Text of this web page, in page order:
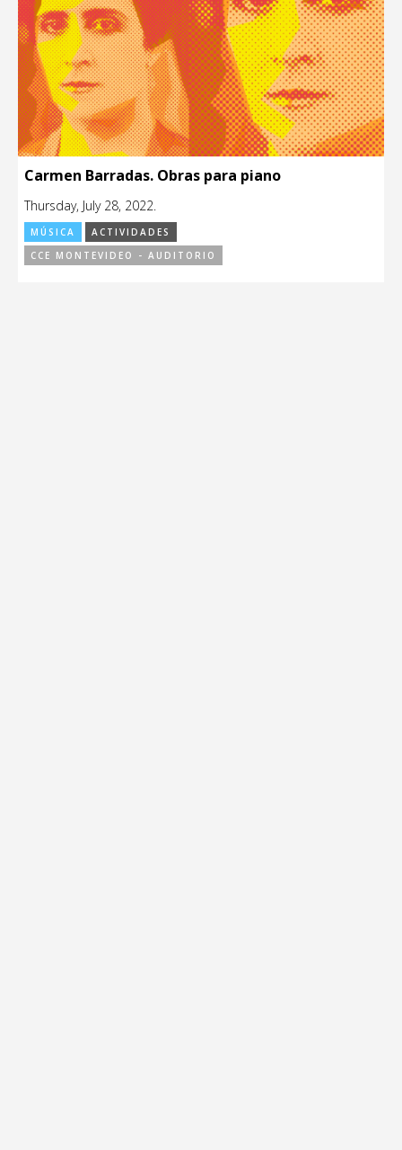
Carmen Barradas. Obras para piano
Thursday, July 28, 2022.
MÚSICA
ACTIVIDADES
CCE MONTEVIDEO - AUDITORIO